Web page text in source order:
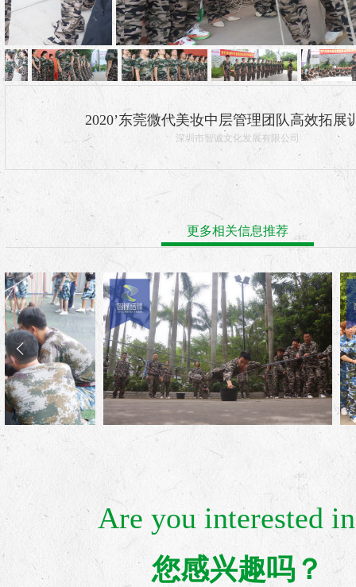
2020’东莞市微代化妆品有限公司
2020’东莞微代美妆中层管理团队高效拓展
深圳市智诚文化发展有限公司
更多相关信息推荐
Are you interested
您感兴趣吗？